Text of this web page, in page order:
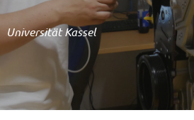
Universität Kassel